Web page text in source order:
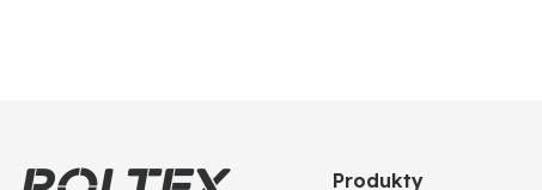
Produkty